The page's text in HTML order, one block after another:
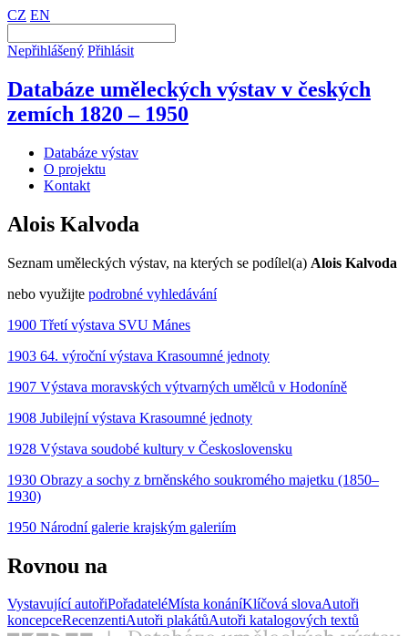
CZ EN
Nepřihlášený Přihlásit
Databáze uměleckých výstav v českých
zemích 1820 – 1950
Databáze výstav
O projektu
Kontakt
Alois Kalvoda
Seznam uměleckých výstav, na kterých se podílel(a) Alois Kalvoda
nebo využijte podrobné vyhledávání
1900 Třetí výstava SVU Mánes
1903 64. výroční výstava Krasoumné jednoty
1907 Výstava moravských výtvarných umělců v Hodoníně
1908 Jubilejní výstava Krasoumné jednoty
1928 Výstava soudobé kultury v Československu
1930 Obrazy a sochy z brněnského soukromého majetku (1850–
1930)
1950 Národní galerie krajským galeriím
Rovnou na
Vystavující autořiPořadateléMísta konáníKlíčová slovaAutoři
koncepceRecenzentiAutoři plakátůAutoři katalogových textů